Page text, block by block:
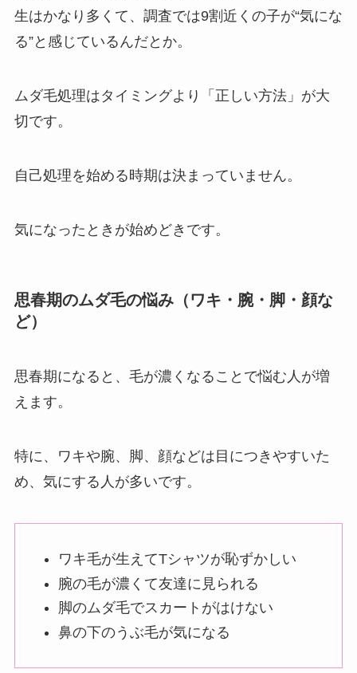
生はかなり多くて、調査では9割近くの子が“気にな
る”と感じているんだとか。
ムダ毛処理はタイミングより「正しい方法」が大
切です。
自己処理を始める時期は決まっていません。
気になったときが始めどきです。
思春期のムダ毛の悩み（ワキ・腕・脚・顔な
ど）
思春期になると、毛が濃くなることで悩む人が増
えます。
特に、ワキや腕、脚、顔などは目につきやすいた
め、気にする人が多いです。
ワキ毛が生えてTシャツが恥ずかしい
腕の毛が濃くて友達に見られる
脚のムダ毛でスカートがはけない
鼻の下のうぶ毛が気になる